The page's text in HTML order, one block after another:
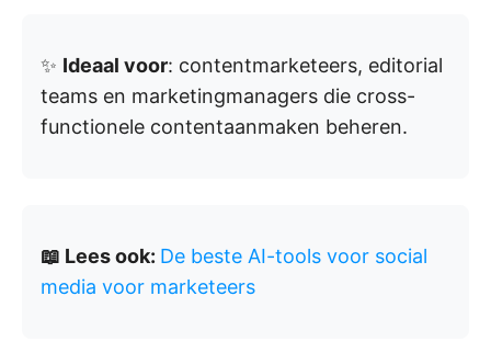
✨ Ideaal voor: contentmarketeers, editorial
teams en marketingmanagers die cross-
functionele contentaanmaken beheren.
📖 Lees ook: De beste AI-tools voor social
media voor marketeers